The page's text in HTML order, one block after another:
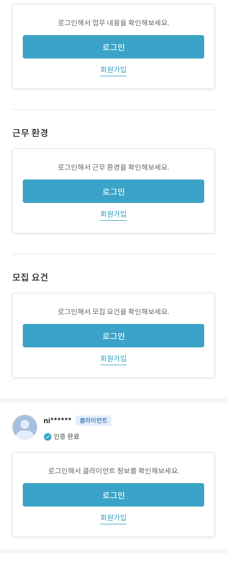
로그인해서 업무 내용을 확인해보세요.
로그인
회원가입
근무 환경
로그인해서 근무 환경을 확인해보세요.
로그인
회원가입
모집 요건
로그인해서 모집 요건을 확인해보세요.
로그인
회원가입
ni****** 클라이언트
인증 완료
로그인해서 클라이언트 정보를 확인해보세요.
로그인
회원가입